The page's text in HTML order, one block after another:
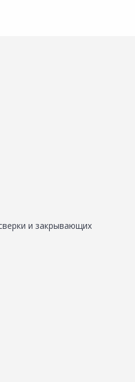
и закрывающих